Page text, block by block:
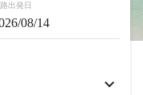
出発日